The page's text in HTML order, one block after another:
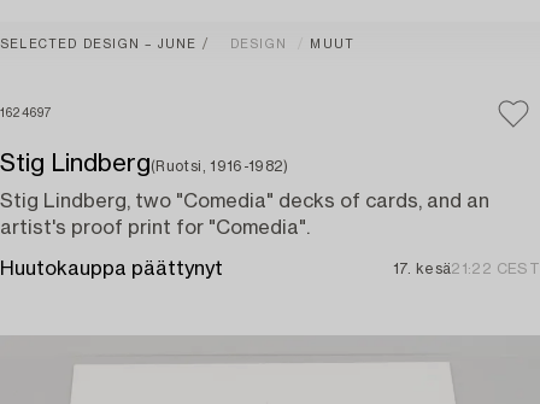
SELECTED DESIGN – JUNE DESIGN MUUT
1624697
Stig Lindberg(Ruotsi, 1916-1982)
Stig Lindberg, two "Comedia" decks of cards, and an
artist's proof print for "Comedia".
Huutokauppa päättynyt 17. kesä21:22 CEST